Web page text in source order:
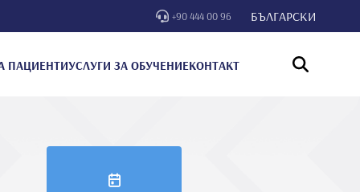
+90 444 00 96 БЪЛГАРСКИ
ПАЦИЕНТИУСЛУГИ ЗА ОБУЧЕНИЕКОНТАКТ